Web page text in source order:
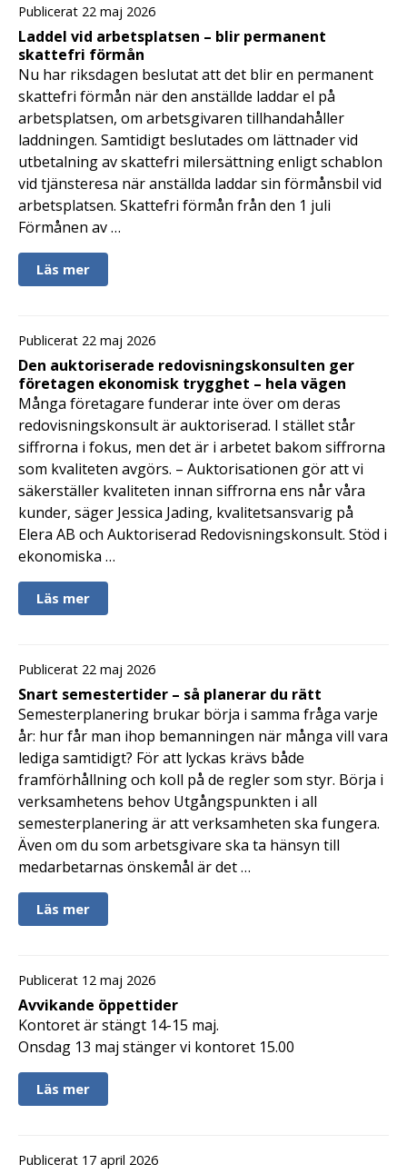
Publicerat 22 maj 2026
Laddel vid arbetsplatsen – blir permanent
skattefri förmån
Nu har riksdagen beslutat att det blir en permanent
skattefri förmån när den anställde laddar el på
arbetsplatsen, om arbetsgivaren tillhandahåller
laddningen. Samtidigt beslutades om lättnader vid
utbetalning av skattefri milersättning enligt schablon
vid tjänsteresa när anställda laddar sin förmånsbil vid
arbetsplatsen. Skattefri förmån från den 1 juli
Förmånen av …
Läs mer
Publicerat 22 maj 2026
Den auktoriserade redovisningskonsulten ger
företagen ekonomisk trygghet – hela vägen
Många företagare funderar inte över om deras
redovisningskonsult är auktoriserad. I stället står
siffrorna i fokus, men det är i arbetet bakom siffrorna
som kvaliteten avgörs. – Auktorisationen gör att vi
säkerställer kvaliteten innan siffrorna ens når våra
kunder, säger Jessica Jading, kvalitetsansvarig på
Elera AB och Auktoriserad Redovisningskonsult. Stöd i
ekonomiska …
Läs mer
Publicerat 22 maj 2026
Snart semestertider – så planerar du rätt
Semesterplanering brukar börja i samma fråga varje
år: hur får man ihop bemanningen när många vill vara
lediga samtidigt? För att lyckas krävs både
framförhållning och koll på de regler som styr. Börja i
verksamhetens behov Utgångspunkten i all
semesterplanering är att verksamheten ska fungera.
Även om du som arbetsgivare ska ta hänsyn till
medarbetarnas önskemål är det …
Läs mer
Publicerat 12 maj 2026
Avvikande öppettider
Kontoret är stängt 14-15 maj.
Onsdag 13 maj stänger vi kontoret 15.00
Läs mer
Publicerat 17 april 2026